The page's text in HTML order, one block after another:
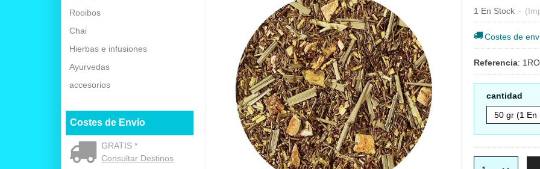
Rooibos
Chai
Hierbas e infusiones
Ayurvedas
accesorios
Costes de Envío
GRATIS *
Consultar Destinos
1 En Stock -
Costes de
Referencia:
cantidad